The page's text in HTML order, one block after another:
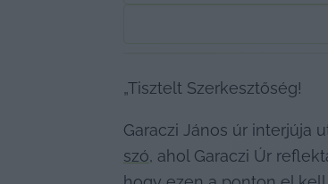
„Tisztelt Szerkesztőség!
Garaczi János úr interjúja
szó, ahol Garaczi Úr